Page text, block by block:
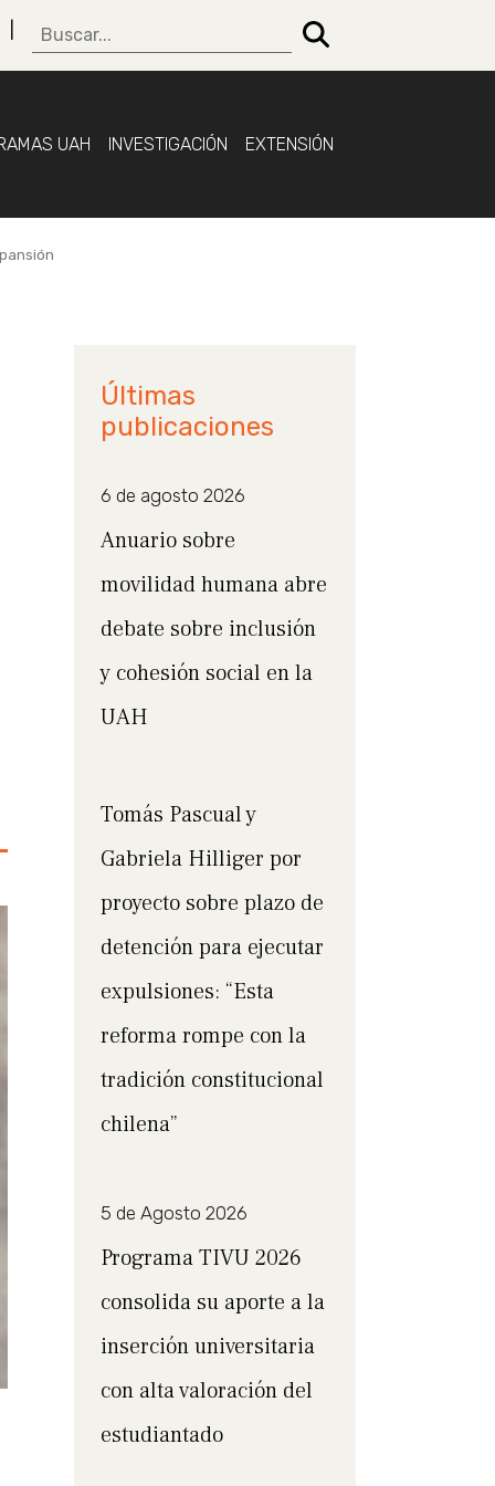
UAH INVESTIGACIÓN EXTENSIÓN
Últimas
publicaciones
6 de agosto 2026
Anuario sobre
movilidad humana abre
debate sobre inclusión
y cohesión social en la
UAH
Tomás Pascual y
Gabriela Hilliger por
proyecto sobre plazo de
detención para ejecutar
expulsiones: “Esta
reforma rompe con la
tradición constitucional
chilena”
5 de Agosto 2026
Programa TIVU 2026
consolida su aporte a la
inserción universitaria
con alta valoración del
estudiantado